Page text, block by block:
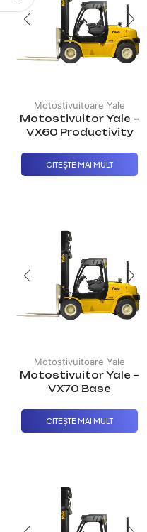
Motostivuitoare Yale
Motostivuitor Yale –
VX60 Productivity
CITEȘTE MAI MULT
Motostivuitoare Yale
Motostivuitor Yale –
VX70 Base
CITEȘTE MAI MULT